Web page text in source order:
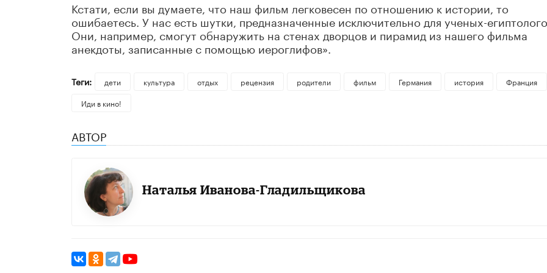
Кстати, если вы думаете, что наш фильм легковесен по отношению к истории, то
ошибаетесь. У нас есть шутки, предназначенные исключительно для ученых-
Они, например, смогут обнаружить на стенах дворцов и пирамид из нашего фильма
анекдоты, записанные с помощью иероглифов».
Теги: дети культура отдых рецензия родители фильм Германия история
Франция
Иди в кино!
АВТОР
Наталья Иванова-Гладильщикова